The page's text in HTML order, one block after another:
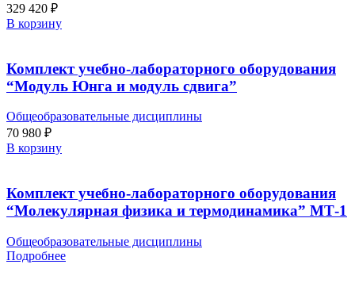
329 420 ₽
В корзину
Комплект учебно-лабораторного оборудования
“Модуль Юнга и модуль сдвига”
Общеобразовательные дисциплины
70 980 ₽
В корзину
Комплект учебно-лабораторного оборудования
“Молекулярная физика и термодинамика” МТ-1
Общеобразовательные дисциплины
Подробнее